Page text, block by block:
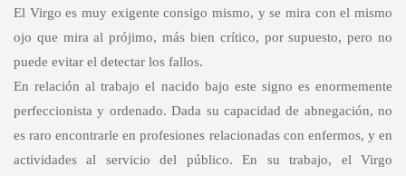
El Virgo es muy exigente consigo mismo, y se mira con el mismo
ojo que mira al prójimo, más bien crítico, por supuesto, pero no
puede evitar el detectar los fallos.
En relación al trabajo el nacido bajo este signo es enormemente
perfeccionista y ordenado. Dada su capacidad de abnegación, no
es raro encontrarle en profesiones relacionadas con enfermos, y en
actividades al servicio del público. En su trabajo, el Virgo